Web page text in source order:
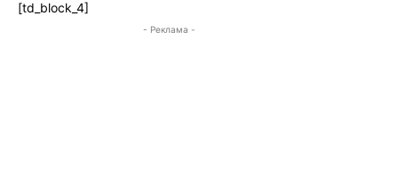
[td_block_4]
- Реклама -